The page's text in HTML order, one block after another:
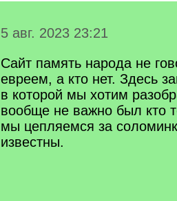
5 авг. 2023 23:21
Сайт память народа не
евреем, а кто нет. Здесь
в которой мы хотим
вообще не важно был кто
мы цепляемся за
известны.